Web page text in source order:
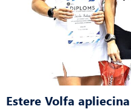
Estere Volfa